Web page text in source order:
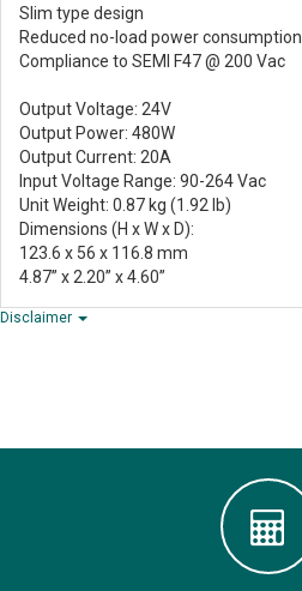
Slim type design
Reduced no-load power consumption
Compliance to SEMI F47 @ 200 Vac
Output Voltage: 24V
Output Power: 480W
Output Current: 20A
Input Voltage Range: 90-264 Vac
Unit Weight: 0.87 kg (1.92 lb)
Dimensions (H x W x D):
123.6 x 56 x 116.8 mm
4.87” x 2.20” x 4.60”
Disclaimer